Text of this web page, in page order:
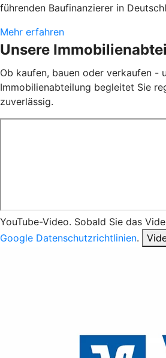
führenden Baufinanzierer in
Mehr erfahren
Unsere
Ob kaufen, bauen oder verkaufen -
Immobilienabteilung begleitet Sie
zuverlässig.
YouTube-Video. Sobald Sie das
Google Datenschutzrichtlinien.